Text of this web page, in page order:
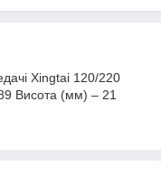
Xingtai 120/220
Висота (мм) – 21